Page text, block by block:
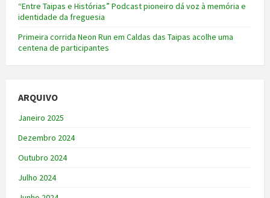
“Entre Taipas e Histórias” Podcast pioneiro dá voz à memória e
identidade da freguesia
Primeira corrida Neon Run em Caldas das Taipas acolhe uma
centena de participantes
ARQUIVO
Janeiro 2025
Dezembro 2024
Outubro 2024
Julho 2024